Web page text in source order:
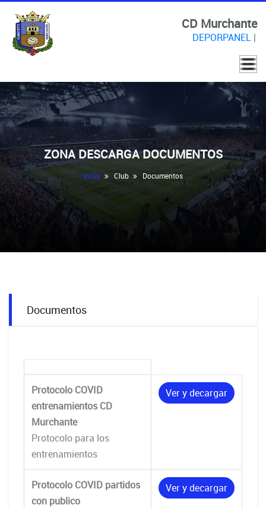
CD Murchante
DEPORPANEL|
ZONA DESCARGA DOCUMENTOS
Inicio Club Documentos
Documentos
Protocolo COVID
entrenamientos CD
Murchante
Protocolo para los
entrenamientos
Ver y decargar
Protocolo COVID partidos
con publico
Ver y decargar